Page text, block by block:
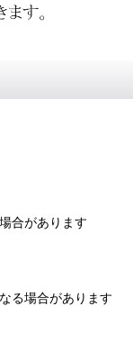
合があります
る場合があります